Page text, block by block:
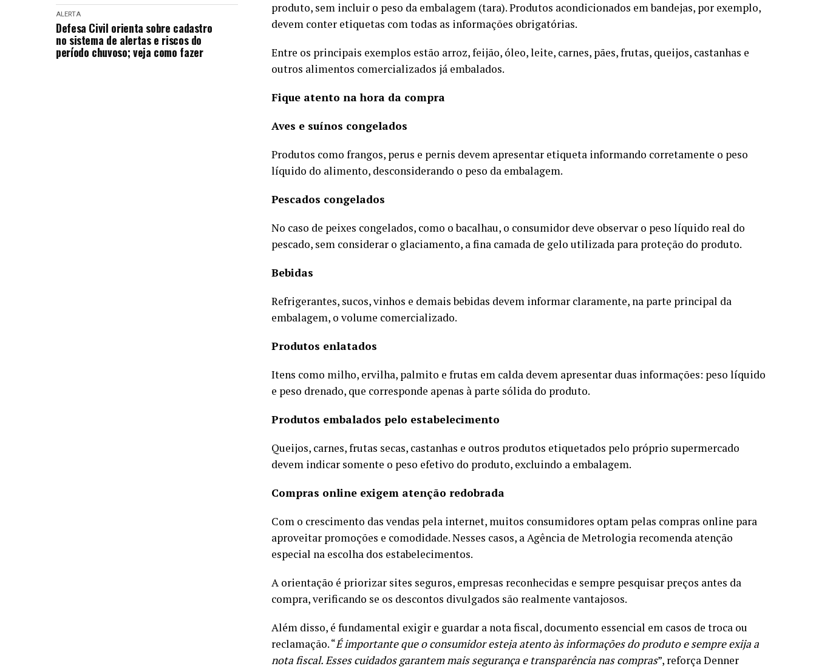
ALERTA
Defesa Civil orienta sobre cadastro
no sistema de alertas e riscos do
período chuvoso; veja como fazer
produto, sem incluir o peso da embalagem (tara). Produtos acondicionados em bandejas, por exemplo,
devem conter etiquetas com todas as informações obrigatórias.
Entre os principais exemplos estão arroz, feijão, óleo, leite, carnes, pães, frutas, queijos, castanhas e
outros alimentos comercializados já embalados.
Fique atento na hora da compra
Aves e suínos congelados
Produtos como frangos, perus e pernis devem apresentar etiqueta informando corretamente o peso
líquido do alimento, desconsiderando o peso da embalagem.
Pescados congelados
No caso de peixes congelados, como o bacalhau, o consumidor deve observar o peso líquido real do
pescado, sem considerar o glaciamento, a fina camada de gelo utilizada para proteção do produto.
Bebidas
Refrigerantes, sucos, vinhos e demais bebidas devem informar claramente, na parte principal da
embalagem, o volume comercializado.
Produtos enlatados
Itens como milho, ervilha, palmito e frutas em calda devem apresentar duas informações: peso líquido
e peso drenado, que corresponde apenas à parte sólida do produto.
Produtos embalados pelo estabelecimento
Queijos, carnes, frutas secas, castanhas e outros produtos etiquetados pelo próprio supermercado
devem indicar somente o peso efetivo do produto, excluindo a embalagem.
Compras online exigem atenção redobrada
Com o crescimento das vendas pela internet, muitos consumidores optam pelas compras online para
aproveitar promoções e comodidade. Nesses casos, a Agência de Metrologia recomenda atenção
especial na escolha dos estabelecimentos.
A orientação é priorizar sites seguros, empresas reconhecidas e sempre pesquisar preços antes da
compra, verificando se os descontos divulgados são realmente vantajosos.
Além disso, é fundamental exigir e guardar a nota fiscal, documento essencial em casos de troca ou
reclamação. “É importante que o consumidor esteja atento às informações do produto e sempre exija a
nota fiscal. Esses cuidados garantem mais segurança e transparência nas compras”, reforça Denner